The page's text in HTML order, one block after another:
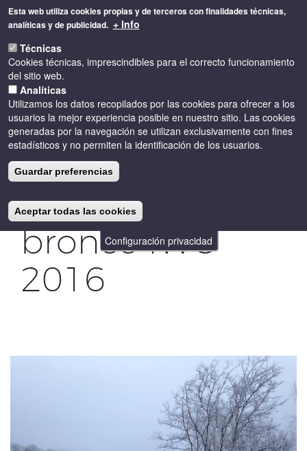
Configuración privacidad
Esta web utiliza cookies propias y de terceros con finalidades técnicas,
analíticas y de publicidad. + Info
Técnicas
Cookies técnicas, imprescindibles para el correcto funcionamiento
del sitio web.
Analíticas
Utilizamos los datos recopilados por las cookies para ofrecer a los
usuarios la mejor experiencia posible en nuestro sitio. Las cookies
generadas por la navegación se utilizan exclusivamente con fines
estadísticos y no permiten la identificación de los usuarios.
Guardar preferencias
Aceptar todas las cookies
Pasar
principal
QUEST 2013
Medalla de
bronce IWC
2016